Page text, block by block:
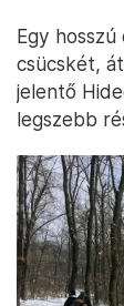
Egy
csücskét,
jelentő
legszebb